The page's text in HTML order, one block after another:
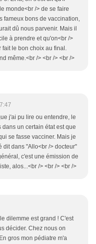
monde<br /> de se faire
fameux bons de vaccination,
dû nous parvenir. Mais il
à prendre et qu'on<br />
fait le bon choix au final.
même.<br /> <br /> <br />
j'ai pu lire ou entendre, le
un certain état est que
se fasse vacciner. Mais je
dit dans "Allo<br /> docteur"
c'est une émission de
alos...<br /> <br /> <br />
dilemme est grand ! C'est
décider. Chez nous on
gros mon pédiatre m'a